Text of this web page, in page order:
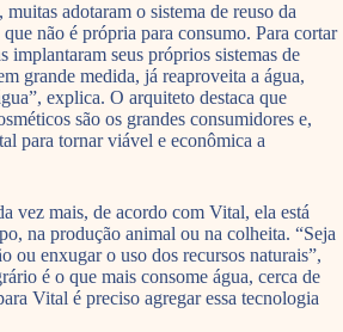
adotaram o sistema de reuso da
não é própria para consumo. Para cortar
implantaram seus próprios sistemas de
grande medida, já reaproveita a água,
explica. O arquiteto destaca que
são os grandes consumidores e,
para tornar viável e econômica a
vez mais, de acordo com Vital, ela está
na produção animal ou na colheita. “Seja
ou enxugar o uso dos recursos naturais”,
é o que mais consome água, cerca de
Vital é preciso agregar essa tecnologia